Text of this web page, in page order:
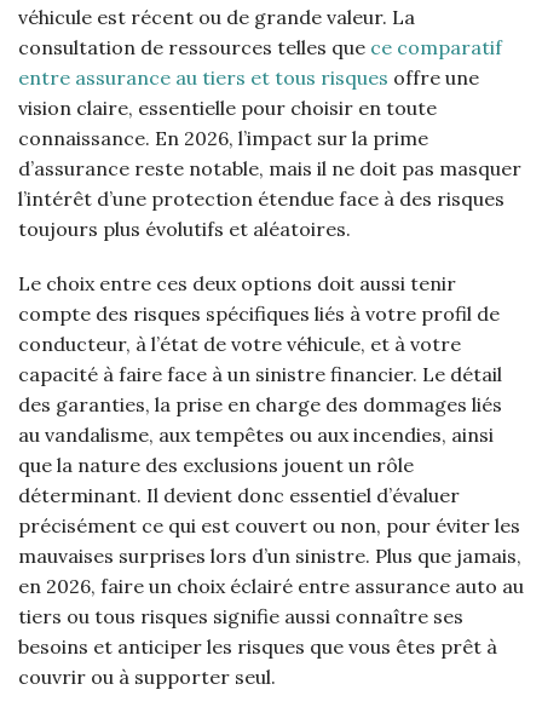
véhicule est récent ou de grande valeur. La
consultation de ressources telles que ce comparatif
entre assurance au tiers et tous risques offre une
vision claire, essentielle pour choisir en toute
connaissance. En 2026, l’impact sur la prime
d’assurance reste notable, mais il ne doit pas masquer
l’intérêt d’une protection étendue face à des risques
toujours plus évolutifs et aléatoires.
Le choix entre ces deux options doit aussi tenir
compte des risques spécifiques liés à votre profil de
conducteur, à l’état de votre véhicule, et à votre
capacité à faire face à un sinistre financier. Le détail
des garanties, la prise en charge des dommages liés
au vandalisme, aux tempêtes ou aux incendies, ainsi
que la nature des exclusions jouent un rôle
déterminant. Il devient donc essentiel d’évaluer
précisément ce qui est couvert ou non, pour éviter les
mauvaises surprises lors d’un sinistre. Plus que jamais,
en 2026, faire un choix éclairé entre assurance auto au
tiers ou tous risques signifie aussi connaître ses
besoins et anticiper les risques que vous êtes prêt à
couvrir ou à supporter seul.